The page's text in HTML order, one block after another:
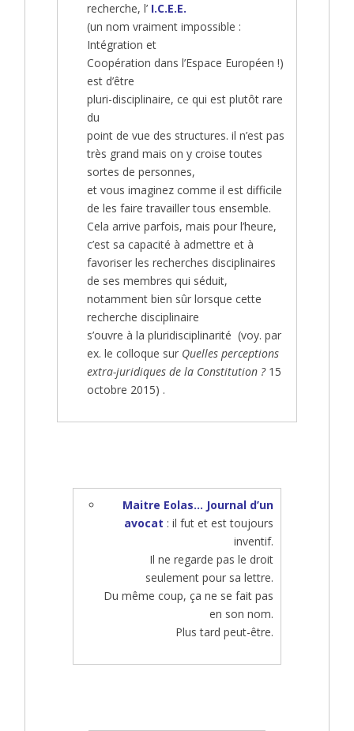
recherche, l’ I.C.E.E.
(un nom vraiment impossible :
Intégration et
Coopération dans l’Espace Européen !)
est d’être
pluri-disciplinaire, ce qui est plutôt rare
du
point de vue des structures. il n’est pas
très grand mais on y croise toutes
sortes de personnes,
et vous imaginez comme il est difficile
de les faire travailler tous ensemble.
Cela arrive parfois, mais pour l’heure,
c’est sa capacité à admettre et à
favoriser les recherches disciplinaires
de ses membres qui séduit,
notamment bien sûr lorsque cette
recherche disciplinaire
s’ouvre à la pluridisciplinarité (voy. par
ex. le colloque sur Quelles perceptions
extra-juridiques de la Constitution ? 15
octobre 2015) .
Maitre Eolas… Journal d’un
avocat : il fut et est toujours
inventif.
Il ne regarde pas le droit
seulement pour sa lettre.
Du même coup, ça ne se fait pas
en son nom.
Plus tard peut-être.